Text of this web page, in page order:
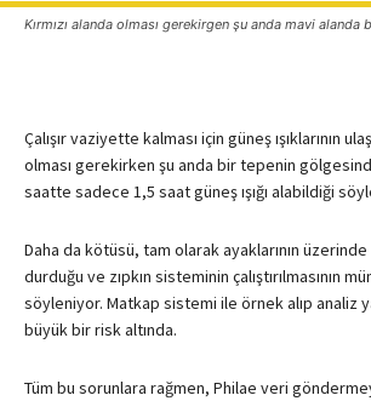
Kırmızı alanda olması gerekirgen şu anda mavi alanda
Çalışır vaziyette kalması için güneş ışıklarının
olması gerekirken şu anda bir tepenin
saatte sadece 1,5 saat güneş ışığı alabildiği
Daha da kötüsü, tam olarak ayaklarının üzerinde
durduğu ve zıpkın sisteminin çalıştırılmasının
söyleniyor. Matkap sistemi ile örnek alıp analiz
büyük bir risk altında.
Tüm bu sorunlara rağmen, Philae veri